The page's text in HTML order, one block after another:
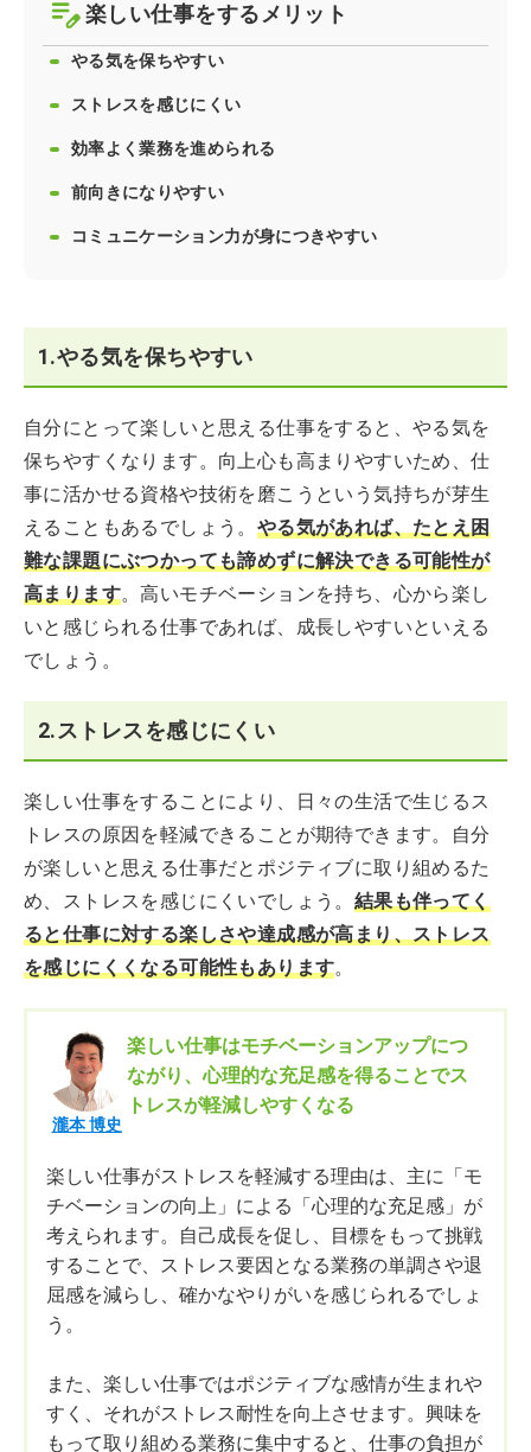
楽しい仕事をするメリット
やる気を保ちやすい
ストレスを感じにくい
効率よく業務を進められる
前向きになりやすい
コミュニケーション力が身につきやすい
1.やる気を保ちやすい
自分にとって楽しいと思える仕事をすると、やる気を
保ちやすくなります。向上心も高まりやすいため、仕
事に活かせる資格や技術を磨こうという気持ちが芽生
えることもあるでしょう。 やる気があれば、たとえ困
難な課題にぶつかっても諦めずに解決できる可能性が
高まります。高いモチベーションを持ち、心から楽し
いと感じられる仕事であれば、成長しやすいといえる
でしょう。
2.ストレスを感じにくい
楽しい仕事をすることにより、日々の生活で生じるス
トレスの原因を軽減できることが期待できます。自分
が楽しいと思える仕事だとポジティブに取り組めるた
め、ストレスを感じにくいでしょう。 結果も伴ってく
ると仕事に対する楽しさや達成感が高まり、ストレス
を感じにくくなる可能性もあります。
瀧本 博史
楽しい仕事はモチベーションアップにつ
ながり、心理的な充足感を得ることでス
トレスが軽減しやすくなる
楽しい仕事がストレスを軽減する理由は、主に「モ
チベーションの向上」による「心理的な充足感」が
考えられます。自己成長を促し、目標をもって挑戦
することで、ストレス要因となる業務の単調さや退
屈感を減らし、確かなやりがいを感じられるでしょ
う。
また、楽しい仕事ではポジティブな感情が生まれや
すく、それがストレス耐性を向上させます。興味を
もって取り組める業務に集中すると、仕事の負担が